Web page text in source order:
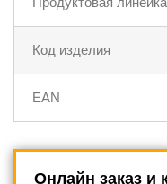
Код изделия
EAN
Онлайн заказ и